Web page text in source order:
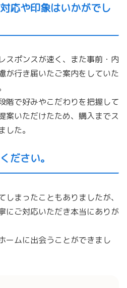
応や印象はいかがでし
スポンスが速く、また事前・ 内
が行き届いたご案内をしていた
階で好みやこだわりを把握して
案いただけたため、購入までス
た。
ださい。
まったこともありましたが、
にご対応いただき本当にありが
ームに出会うことができまし